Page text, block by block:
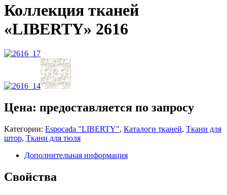
Коллекция тканей
«LIBERTY» 2616
Цена: предоставляется по запросу
Категории: Espocada "LIBERTY", Каталоги тканей, Ткани для
штор, Ткани для тюля
Дополнительная информация
Свойства